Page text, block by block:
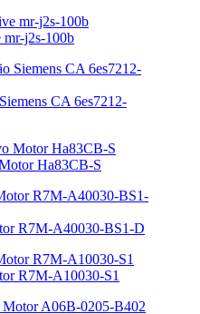
mr-j2s-100b
CA 6es7212-
Ha83CB-S
R7M-A40030-BS1-D
R7M-A10030-S1